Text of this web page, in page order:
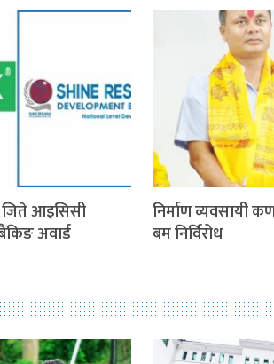
आइसिसी
अवार्ड
निर्माण व्यवसायी
बम निर्विरोध